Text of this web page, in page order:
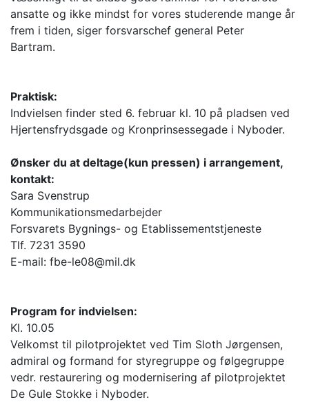
ansatte og ikke mindst for vores studerende mange år
frem i tiden, siger forsvarschef general Peter
Praktisk:
Indvielsen finder sted 6. februar kl. 10 på pladsen ved
Hjertensfrydsgade og Kronprinsessegade i Nyboder.
Ønsker du at deltage(kun pressen) i arrangement,
kontakt:
Sara Svenstrup
Kommunikationsmedarbejder
Forsvarets Bygnings- og Etablissementstjeneste
Tlf. 7231 3590
E-mail: fbe-le08@mil.dk
Program for indvielsen:
Kl. 10.05
Velkomst til pilotprojektet ved Tim Sloth Jørgensen,
admiral og formand for styregruppe og følgegruppe
vedr. restaurering og modernisering af pilotprojektet
De Gule Stokke i Nyboder.